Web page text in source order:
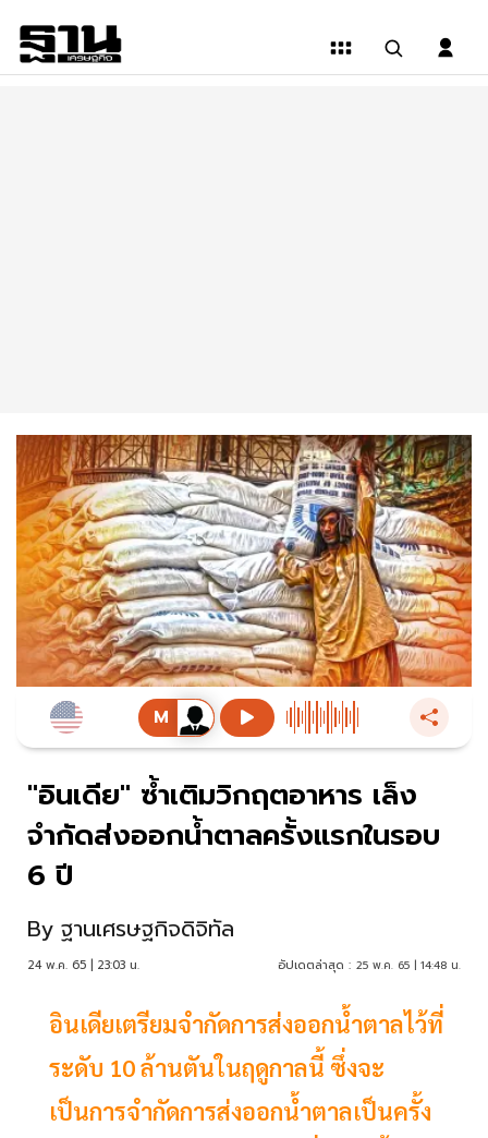
"อินเดีย" ซ้ำเติมวิกฤตอาหาร เล็ง
จำกัดส่งออกน้ำตาลครั้งแรกในรอบ
6 ปี
By ฐานเศรษฐกิจดิจิทัล
24 พ.ค. 65 | 23:03 น. อัปเดตล่าสุด : 25 พ.ค. 65 | 14:48 น.
อินเดียเตรียมจำกัดการส่งออกน้ำตาลไว้ที่
ระดับ 10 ล้านตันในฤดูกาลนี้ ซึ่งจะ
เป็นการจำกัดการส่งออกน้ำตาลเป็นครั้ง